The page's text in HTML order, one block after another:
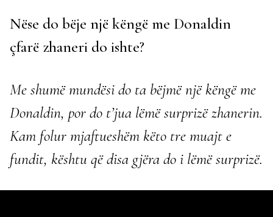
Nëse do bëje një këngë me Donaldin
çfarë zhaneri do ishte?
Me shumë mundësi do ta bëjmë një këngë me
Donaldin, por do t’jua lëmë surprizë zhanerin.
Kam folur mjaftueshëm këto tre muajt e
fundit, kështu që disa gjëra do i lëmë surprizë.